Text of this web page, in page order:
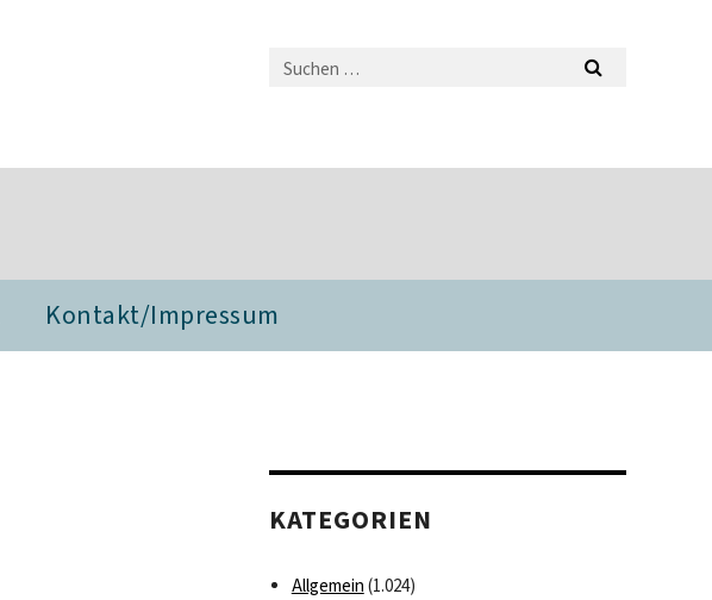
Kontakt/Impressum
KATEGORIEN
Allgemein (1.024)